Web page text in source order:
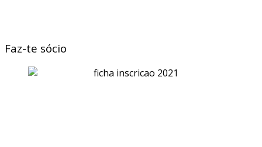
Faz-te sócio